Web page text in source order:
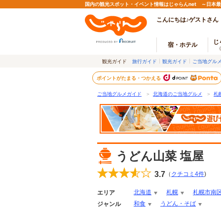
国内の観光スポット・イベント情報はじゃらんnet ～日本
こんにちは♪ゲストさん
宿・ホテル じ
観光ガイド 旅行ガイド 観光ガイド ご当地グル
ポイントがたまる・つかえる
ご当地グルメガイド ＞ 北海道のご当地グルメ ＞ 札
うどん山菜 塩屋
3.7 （ クチコミ 4件)
エリア 北海道 札幌 札幌市南
ジャンル
和食 うどん・そば